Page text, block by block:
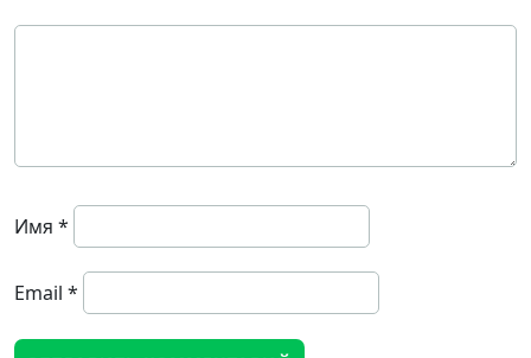
Имя *
Email *